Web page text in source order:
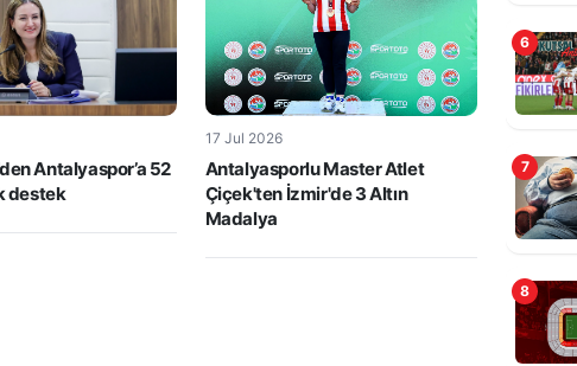
Antalyaspor’a 52
destek
17 Jul 2026
Antalyasporlu Master Atlet
Çiçek'ten İzmir'de 3 Altın
Madalya
6
7
8